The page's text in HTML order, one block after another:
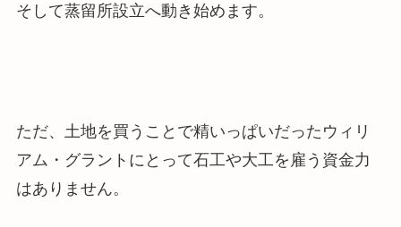
そして蒸留所設立へ動き始めます。
ただ、 土地を買うことで精いっぱいだったウィリ
アム・グラントにとって石工や大工を雇う資金力
はありません。